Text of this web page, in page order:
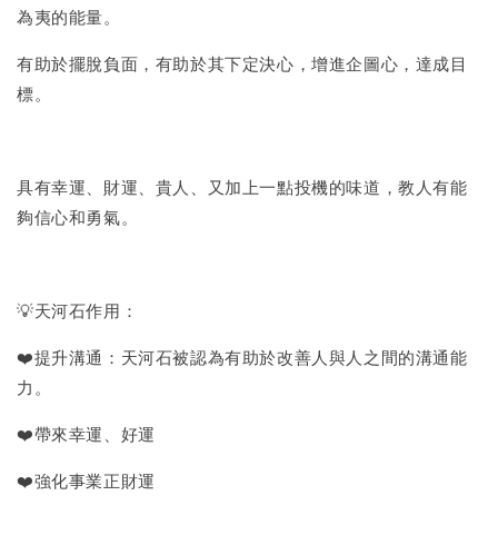
為夷的能量。
有助於擺脫負面，有助於其下定決心，增進企圖心，達成目
標。
具有幸運、財運、貴人、又加上一點投機的味道，教人有能
夠信心和勇氣。
💡天河石作用：
❤️提升溝通：天河石被認為有助於改善人與人之間的溝通能
力。
❤️帶來幸運、好運
❤️強化事業正財運